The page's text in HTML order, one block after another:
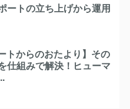
ートの立ち上げから運用
トからのおたより】その
仕組みで解決！ヒューマ